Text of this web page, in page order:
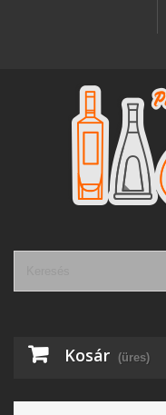
Kosár (üres)